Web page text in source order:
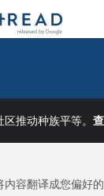
推动种族平等。
内容翻译成您偏好